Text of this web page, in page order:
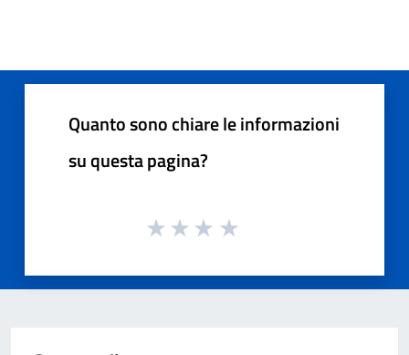
Quanto sono chiare le informazioni
su questa pagina?